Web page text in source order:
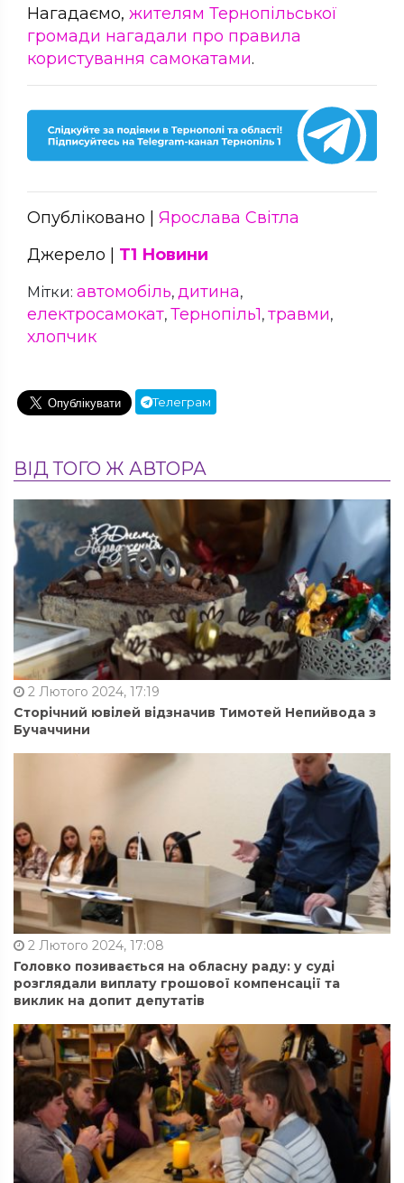
Нагадаємо, жителям Тернопільської
громади нагадали про правила
користування самокатами.
Опубліковано | Ярослава Світла
Джерело | Т1 Новини
Мітки: автомобіль, дитина,
електросамокат, Тернопіль1, травми,
хлопчик
Телеграм
ВІД ТОГО Ж АВТОРА
2 Лютого 2024, 17:19
Сторічний ювілей відзначив Тимотей Непийвода з
Бучаччини
2 Лютого 2024, 17:08
Головко позивається на обласну раду: у суді
розглядали виплату грошової компенсації та
виклик на допит депутатів